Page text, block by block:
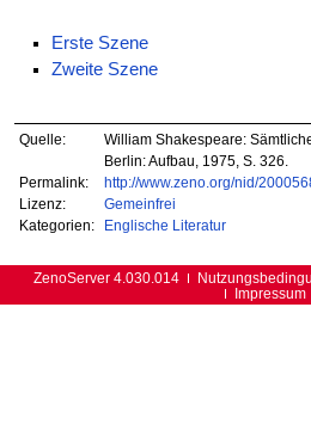
Erste Szene
Zweite Szene
Quelle:
William Shakespeare:
Berlin: Aufbau, 1975, S. 326.
Permalink:
http://www.zeno.org/nid/
Lizenz:
Gemeinfrei
Kategorien:
Englische Literatur
ZenoServer 4.030.014
Impressum